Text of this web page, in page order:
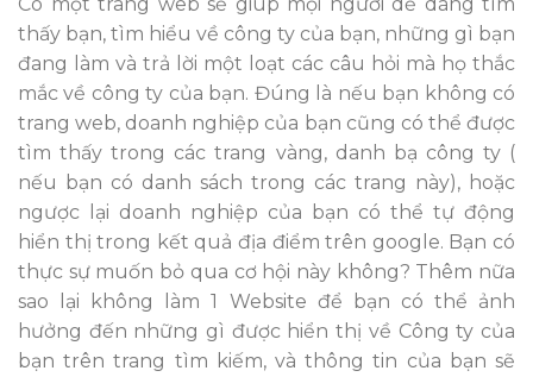
thấy bạn, tìm hiểu về công ty của bạn, những gì bạn
đang làm và trả lời một loạt các câu hỏi mà họ thắc
mắc về công ty của bạn. Đúng là nếu bạn không có
trang web, doanh nghiệp của bạn cũng có thể được
tìm thấy trong các trang vàng, danh bạ công ty (
nếu bạn có danh sách trong các trang này), hoặc
ngược lại doanh nghiệp của bạn có thể tự động
hiển thị trong kết quả địa điểm trên google. Bạn có
thực sự muốn bỏ qua cơ hội này không? Thêm nữa
sao lại không làm 1 Website để bạn có thể ảnh
hưởng đến những gì được hiển thị về Công ty của
bạn trên trang tìm kiếm, và thông tin của bạn sẽ